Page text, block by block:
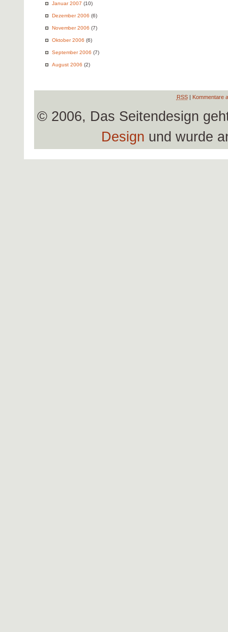
Januar 2007 (10)
Dezember 2006 (6)
November 2006 (7)
Oktober 2006 (6)
September 2006 (7)
August 2006 (2)
RSS| Kommentare
© 2006, Das Seitendesign
Design und wurde